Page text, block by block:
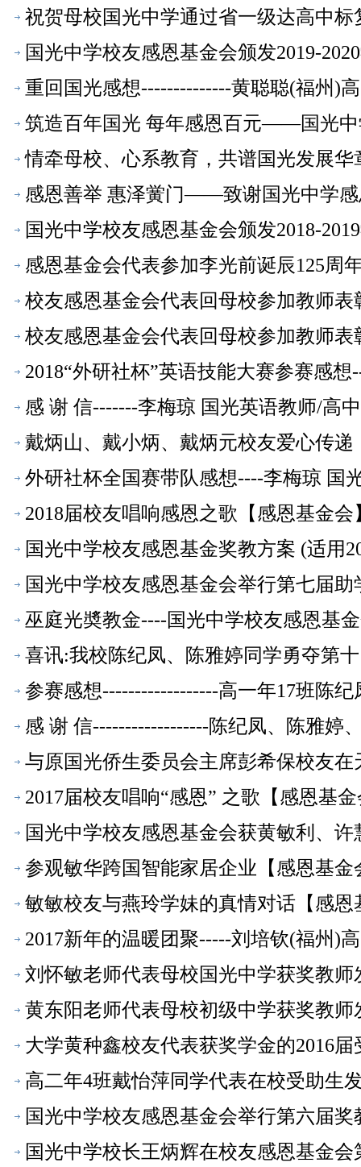
祝贺母校国光中学通过省一级达高中
国光中学校友感恩基金会颁发2019-
重回国光感想--------------黄聪聪(福州)
筑造百年国光 每年感恩百元——国光
展【校友动态】
情牵母校、心系教育，共谱国光发展华
感恩善举 惠泽黉门——致谢国光中学感
国光中学校友感恩基金会颁发2018-
感恩基金会代表参加李光前诞辰125周
校友感恩基金会代表回母校参加教师
金会】
校友感恩基金会代表回母校参加教师
金会】
2018“外研社杯”英语技能大赛参赛感
感 谢 信-------李梅琼 国光英语教师/高
戴炳山、戴小炳、戴炳元校友爱心传递
外研社杯全国赛带队感想----李梅琼 国
2018届校友唱响感恩之歌【感恩基金会
国光中学校友感恩基金奖教方案 (适用
国光中学校友感恩基金会举行第七届
巫庭光奬教金----国光中学校友感恩基
喜讯:我校陈纪凤、陈雅婷同学勇夺第
三等奖！【感恩基金会】
参赛感想------------------高一年17班陈
感 谢 信------------------陈纪凤、陈雅婷
与原国光侨生委员会主席彭希保校友
2017届校友唱响“感恩” 之歌【感恩基
国光中学校友感恩基金会获黄敏利、
参观敏华跨国智能家居企业【感恩基金
敏敏校友与燕玲学妹的真情对话【感恩
2017新年的温暖团聚-----刘培钦(福州)
刘怀敏老师代表母校国光中学获奖教
黄东阳老师代表母校初级中学获奖教
大学黄种鑫校友代表获奖学金的2016
高二年4班戴怡萍同学代表在校受助生
国光中学校友感恩基金会举行第六届
国光中学校长王炳辉在校友感恩基金